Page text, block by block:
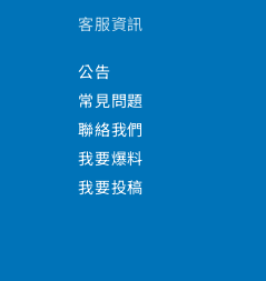
客服資訊
公告
常見問題
聯絡我們
我要爆料
我要投稿